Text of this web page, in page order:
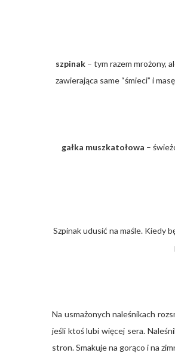
szpinak– tym razem mrożony,
zawierająca same “śmieci” i
gałka muszkatołowa –
Szpinak udusić na maśle. Kiedy
Na usmażonych naleśnikach
jeśli ktoś lubi więcej sera.
stron. Smakuje na gorąco i na